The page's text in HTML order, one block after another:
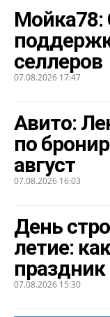
Мойка78:
селлеров
07.08.2026 17:47
Авито:
по
август
07.08.2026 16:03
День
летие:
праздник
07.08.2026 15:30